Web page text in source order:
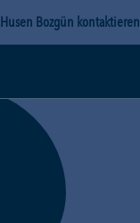
Husen Bozgün kontaktieren